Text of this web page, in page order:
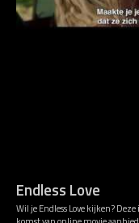
Endless Love
Wil je Endless Love kijken?